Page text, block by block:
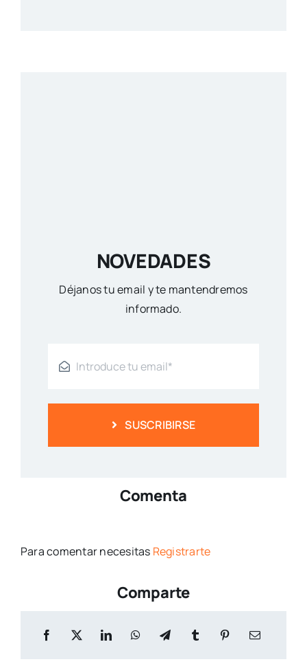
NOVEDADES
Déjanos tu email y te mantendremos
informado.
SUSCRIBIRSE
Comenta
Para comentar necesitas Registrarte
Comparte